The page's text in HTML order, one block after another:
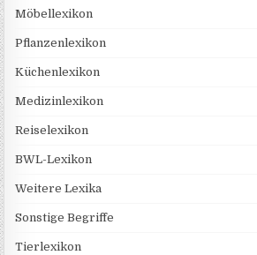
Möbellexikon
Pflanzenlexikon
Küchenlexikon
Medizinlexikon
Reiselexikon
BWL-Lexikon
Weitere Lexika
Sonstige Begriffe
Tierlexikon